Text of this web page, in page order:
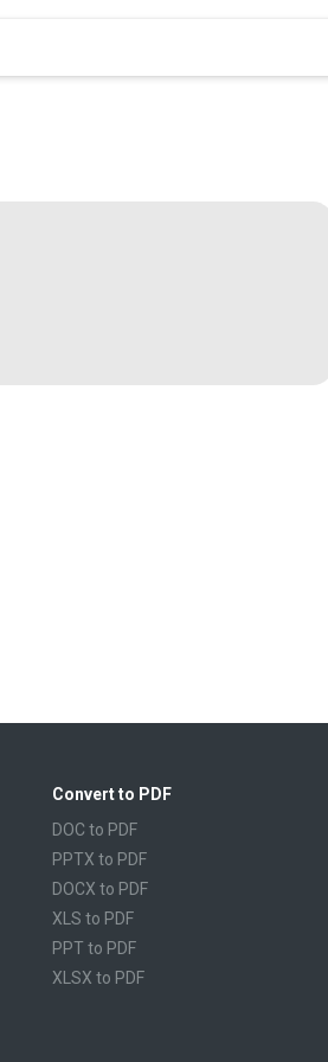
Convert to PDF
DOC to PDF
PPTX to PDF
DOCX to PDF
XLS to PDF
PPT to PDF
XLSX to PDF